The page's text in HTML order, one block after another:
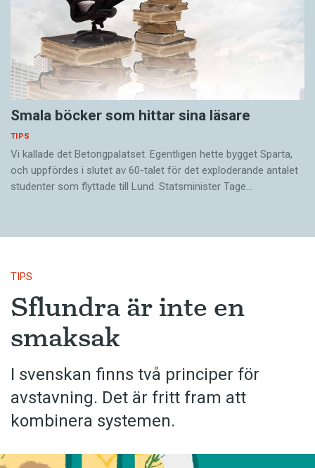
Smala böcker som hittar sina läsare
TIPS
Vi kallade det Betongpalatset. Egentligen hette bygget Sparta,
och uppfördes i slutet av 60-talet för det exploderande antalet
studenter som flyttade till Lund. Statsminister Tage…
TIPS
Sflundra är inte en
smaksak
I svenskan finns två principer för
avstavning. Det är fritt fram att
kombinera systemen.